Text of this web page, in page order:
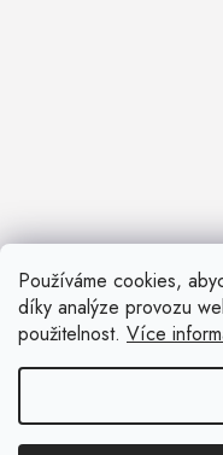
Používáme cookies,
díky analýze provozu
použitelnost. Více